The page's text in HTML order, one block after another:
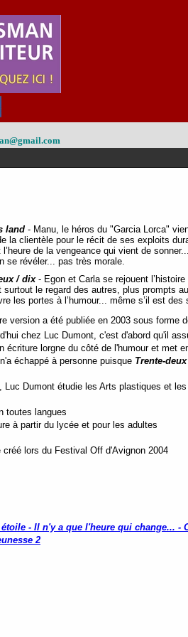
land - Manu, le héros du "Garcia Lorca"
la clientèle pour le récit de ses exploits
l’heure de la vengeance qui vient de
se révéler... pas très morale.
/ dix- Egon et Carla se rejouent
le regard des autres, plus prompts
les portes à l’humour... même s’il est
version a été publiée en 2003 sous forme
chez Luc Dumont, c'est d'abord qu'il
écriture lorgne du côté de l'humour et met
échappé à personne puisque Trente-
Dumont étudie les Arts plastiques et
toutes langues
à partir du lycée et pour les adultes
lors du Festival Off d'Avignon 2004
- Il n'y a que l'heure qui change... -
2